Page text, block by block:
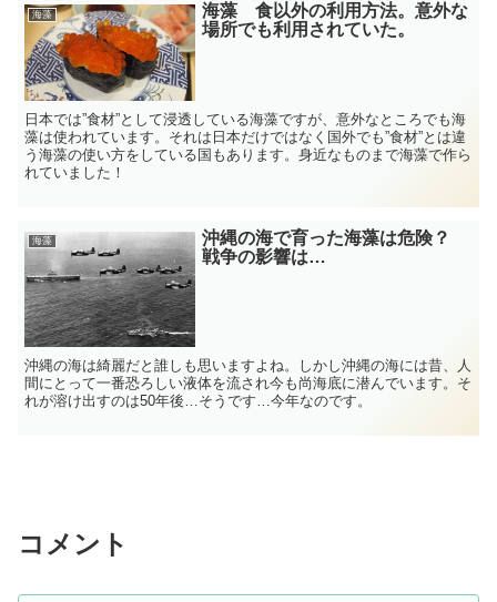
海藻
海藻 食以外の利用方法。意外な
場所でも利用されていた。
日本では”食材”として浸透している海藻ですが、意外なところでも海
藻は使われています。それは日本だけではなく国外でも”食材”とは違
う海藻の使い方をしている国もあります。身近なものまで海藻で作ら
れていました！
海藻
沖縄の海で育った海藻は危険？
戦争の影響は…
沖縄の海は綺麗だと誰しも思いますよね。しかし沖縄の海には昔、人
間にとって一番恐ろしい液体を流され今も尚海底に潜んでいます。そ
れが溶け出すのは50年後…そうです…今年なのです。
コメント